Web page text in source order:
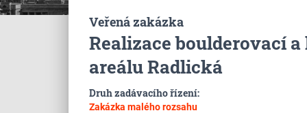
Veřená zakázka
Realizace boulderovací
areálu Radlická
Druh zadávacího řízení:
Zakázka malého rozsahu